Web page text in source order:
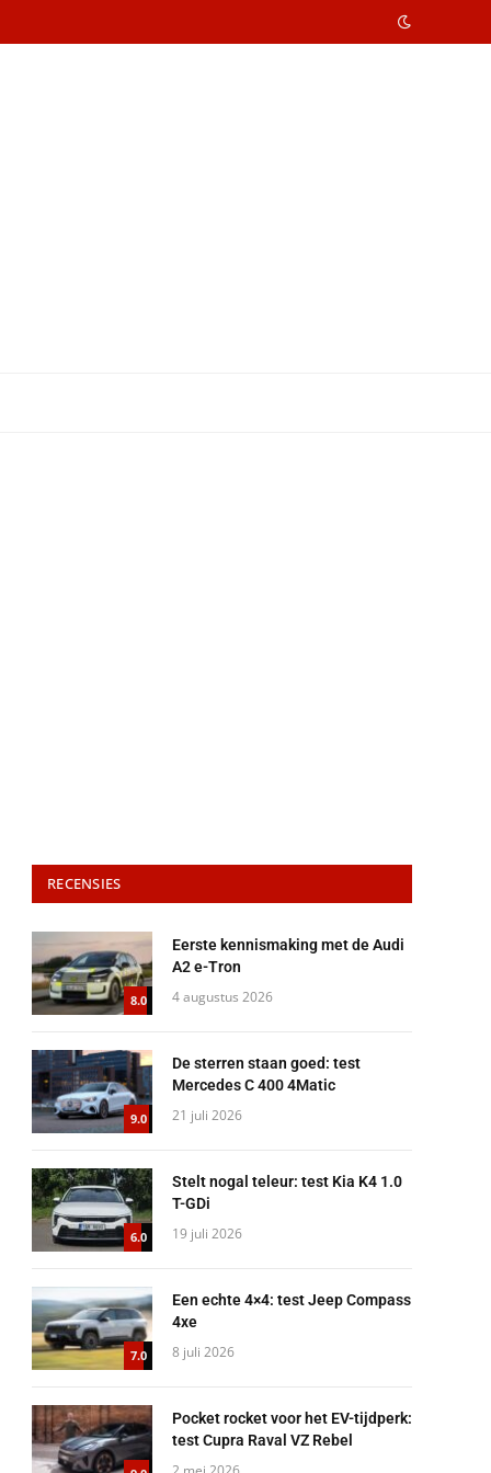
RECENSIES
8.0
Eerste kennismaking met de Audi
A2 e-Tron
4 augustus 2026
9.0
De sterren staan goed: test
Mercedes C 400 4Matic
21 juli 2026
6.0
Stelt nogal teleur: test Kia K4 1.0
T-GDi
19 juli 2026
7.0
Een echte 4×4: test Jeep Compass
4xe
8 juli 2026
Pocket rocket voor het EV-tijdperk:
test Cupra Raval VZ Rebel